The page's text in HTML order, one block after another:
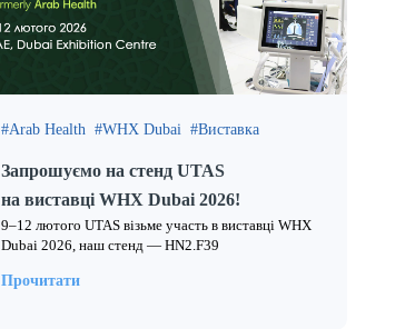
Arab Health WHX Dubai Виставка
Запрошуємо на стенд UTAS
на виставці WHX Dubai 2026!
9–12 лютого UTAS візьме участь в виставці WHX
Dubai 2026, наш стенд — HN2.F39
Прочитати